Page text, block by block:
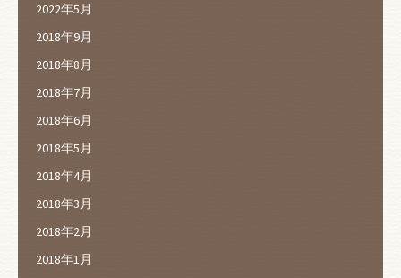
2022年5月
2018年9月
2018年8月
2018年7月
2018年6月
2018年5月
2018年4月
2018年3月
2018年2月
2018年1月